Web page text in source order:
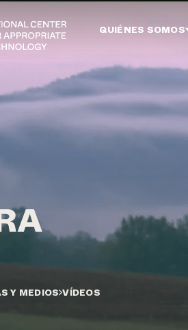
QUIÉNES SOMOS
Y MEDIOS VÍDEOS